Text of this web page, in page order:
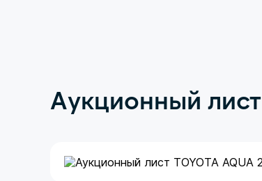
Аукционный лист